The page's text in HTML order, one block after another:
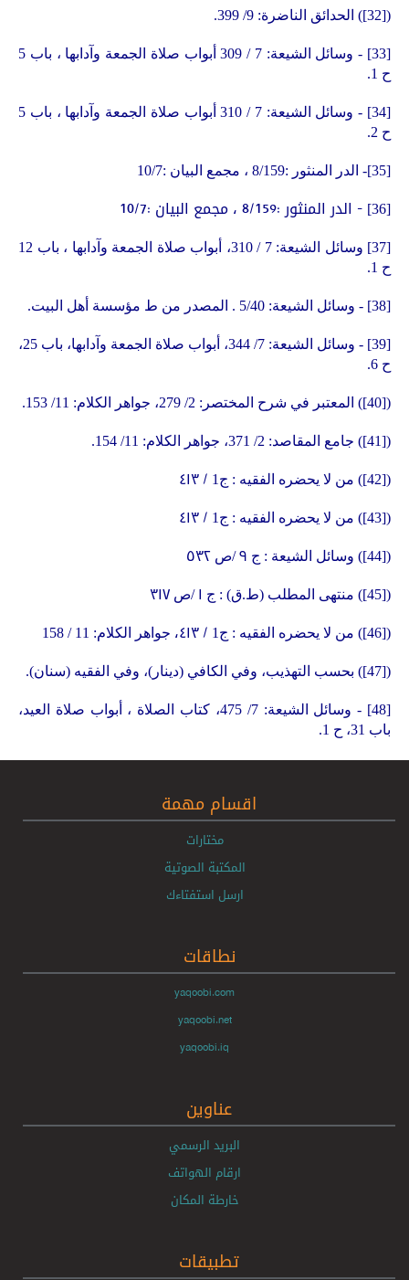
(
[32] ) الحدائق الناضرة: 9/ 399.
[33]
- وسائل الشيعة: 7 / 309 أبواب صلاة الجمعة وآدابها ، باب 5
ح 1.
[34]
- وسائل الشيعة: 7 / 310 أبواب صلاة الجمعة وآدابها ، باب 5
ح 2.
[35]
- الدر المنثور :8/159 ، مجمع البيان :10/7
[36] - الدر المنثور :8/159 ، مجمع البيان :10/7
[37]
وسائل الشيعة: 7 / 310، أبواب صلاة الجمعة وآدابها ، باب 12
ح 1.
[38] - وسائل الشيعة: 5/40 . المصدر من ط مؤسسة أهل البيت.
[39]
- وسائل الشيعة: 7/ 344، أبواب صلاة الجمعة وآدابها، باب 25،
ح 6.
(
[40] ) المعتبر في شرح المختصر: 2/ 279، جواهر الكلام: 11/ 153.
(
[41] ) جامع المقاصد: 2/ 371، جواهر الكلام: 11/ 154.
(
[42] ) من لا يحضره الفقيه : ج1 /٤١٣
(
[43] ) من لا يحضره الفقيه : ج1 /٤١٣
(
[44] ) وسائل الشيعة : ج ٩/ص ٥٣٢
(
[45] ) منتهى المطلب (ط.ق) : ج ١ /ص ٣١٧
(
[46] ) من لا يحضره الفقيه : ج1 /٤١٣، جواهر الكلام: 11 / 158
(
[47] ) بحسب التهذيب، وفي الكافي (دينار)، وفي الفقيه (سنان).
[48]
- وسائل الشيعة: 7/ 475، كتاب الصلاة ، أبواب صلاة العيد،
باب 31، ح 1.
اقسام مهمة
مختارات
المكتبة الصوتية
ارسل استفتاءك
نطاقات
yaqoobi.com
yaqoobi.net
yaqoobi.iq
عناوين
البريد الرسمي
ارقام الهواتف
خارطة المكان
تطبيقات